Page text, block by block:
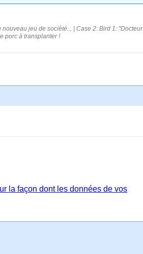
jeu de société... | Case 2: Bird 1: "Docteur
porc à transplanter !
la façon dont les données de vos